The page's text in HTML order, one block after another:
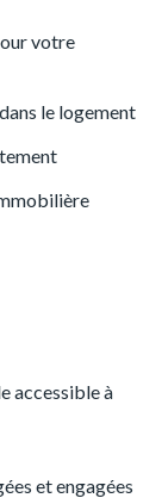
votre
le logement
accessible à
et engagées